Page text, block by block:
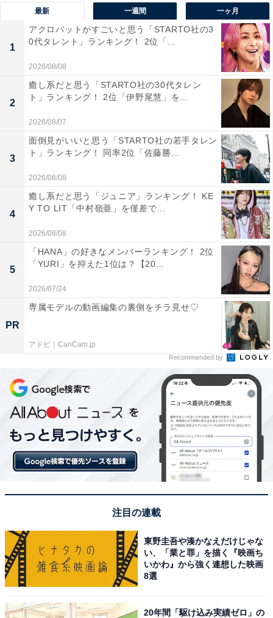
す。もつ（ホルモン）やニラなどの野菜をしょうゆや味
噌（みそ）で味付けしたスープで煮込む鍋料理。福岡県
のご当地グルメです。福岡県内でも、博多地区を中心に
もつ鍋専門店が点在しており、地元の人々や観光客を楽
しませています。
アンケートの自由回答には、「福岡旅行したときに食べ
たもつ鍋がおいしくて忘れられません」（北海道／50代
女性）、「鍋というと、もつ鍋が思い浮かんだので、も
つ鍋の有名な福岡県を選びました」（滋賀県／50代女
性）、「水炊きやもつ鍋が有名だからです」（奈良県／
40代女性）、「博多のもつ鍋が好きだから」（千葉県／
20代女性）などのコメントが寄せられました。
※回答者コメントは原文ママです
＞10位までの全ランキング結果を見る
この記事の筆者：長谷川 優人
1990年生まれ。30代突入と同時期に未経験でライター業
を開始。日常系アニメと車好き。女性声優さんにも関心
をもち個人的にイベントへ参加している。現在の所有車
はスズキ ワゴンR（MH95S）。各地のアニメ作品の舞台
となった場所を聖地巡礼すべくドライブに出かける。
最新 一週間 一ヶ月
1
アクロバットがすごいと思う「STARTO社の3
0代タレント」ランキング！ 2位「...
2026/08/08
2
癒し系だと思う「STARTO社の30代タレン
ト」ランキング！ 2位「伊野尾慧」を...
2026/08/07
3
面倒見がいいと思う「STARTO社の若手タレン
ト」ランキング！ 同率2位「佐藤勝...
2026/08/08
4
癒し系だと思う「ジュニア」ランキング！ KE
Y TO LIT「中村嶺亜」を僅差で...
2026/08/08
5
「HANA」の好きなメンバーランキング！ 2位
「YURI」を抑えた1位は？【20...
2026/07/24
PR
専属モデルの動画編集の裏側をチラ見せ♡
アドビ｜CanCam.jp
Recommended by
注目の連載
東野圭吾や湊かなえだけじゃな
い、「業と罪」を描く『映画ち
いかわ』から強く連想した映画
8選
20年間「駆け込み実績ゼロ」の